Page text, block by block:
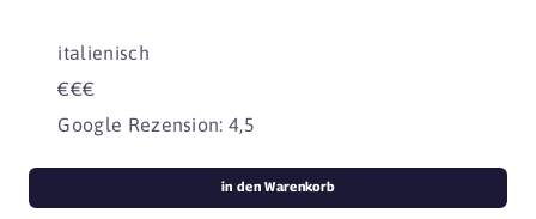
italienisch
€€€
Google Rezension: 4,5
in den Warenkorb